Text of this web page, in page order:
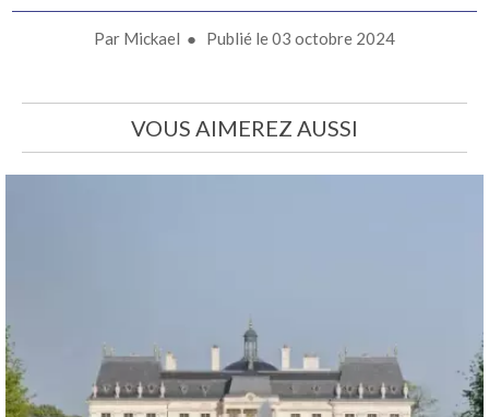
Par Mickael ● Publié le03 octobre 2024
VOUS AIMEREZ AUSSI